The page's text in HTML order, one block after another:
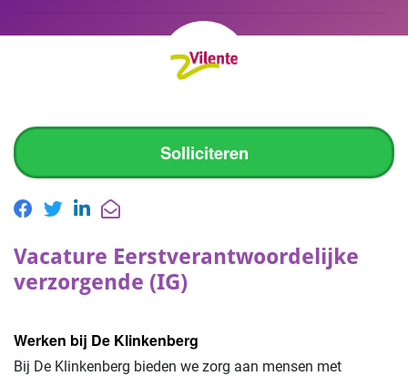
Solliciteren
Vacature Eerstverantwoordelijke
verzorgende (IG)
Werken bij De Klinkenberg
Bij De Klinkenberg bieden we zorg aan mensen met